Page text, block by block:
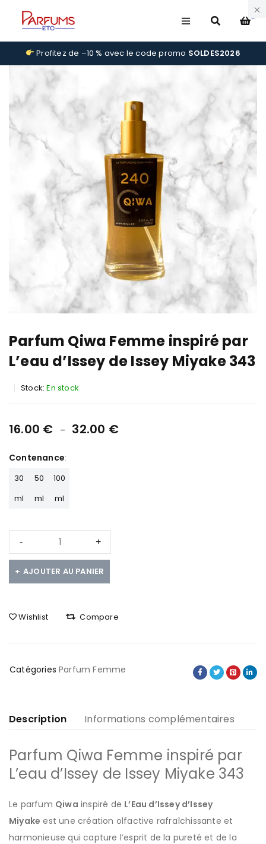
0
Profitez de –10 % avec le code promo SOLDES2026
Parfum Qiwa Femme inspiré par
L’eau d’Issey de Issey Miyake 343
Stock: En stock
16.00 € – 32.00 €
Contenance
30
ml
50
ml
100
ml
AJOUTER AU PANIER
Wishlist Compare
Catégories Parfum Femme
Description Informations complémentaires
Parfum Qiwa Femme inspiré par
L’eau d’Issey de Issey Miyake 343
Le parfum Qiwa inspiré de L’Eau d’Issey d’Issey
Miyake est une création olfactive rafraîchissante et
harmonieuse qui capture l’esprit de la pureté et de la